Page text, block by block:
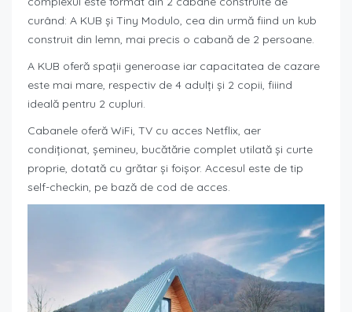
curând: A KUB și Tiny Modulo, cea din urmă fiind un kub
construit din lemn, mai precis o cabană de 2 persoane.
A KUB oferă spații generoase iar capacitatea de cazare
este mai mare, respectiv de 4 adulți și 2 copii, fiiind
ideală pentru 2 cupluri.
Cabanele oferă WiFi, TV cu acces Netflix, aer
condiționat, șemineu, bucătărie complet utilată și curte
proprie, dotată cu grătar și foișor. Accesul este de tip
self-checkin, pe bază de cod de acces.